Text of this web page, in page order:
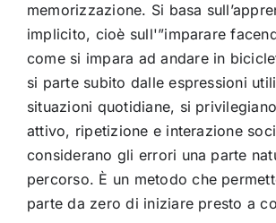
memorizzazione. Si basa
implicito, cioè sull'”imparare
come si impara ad andare in
si parte subito dalle espressioni
situazioni quotidiane, si
attivo, ripetizione e interazione
considerano gli errori una parte
percorso. È un metodo che
parte da zero di iniziare presto a